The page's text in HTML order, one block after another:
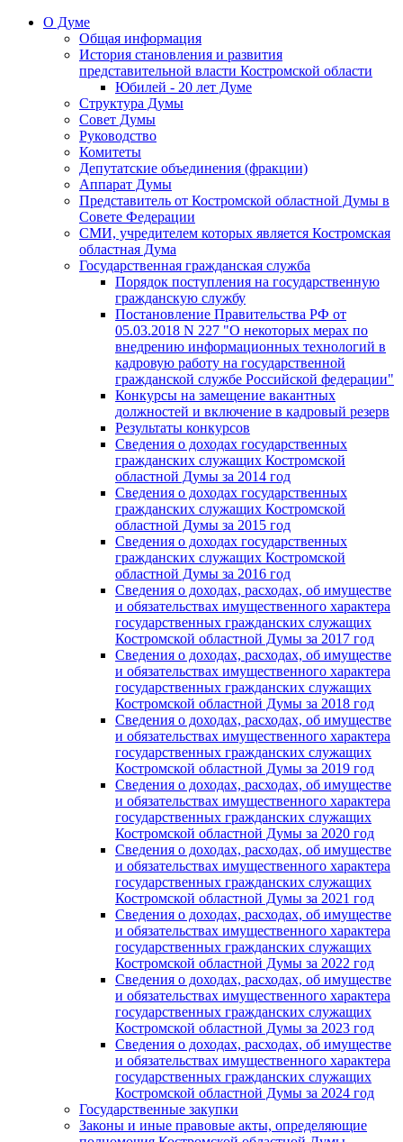
О Думе
Общая информация
История становления и развития
представительной власти Костромской области
Юбилей - 20 лет Думе
Структура Думы
Совет Думы
Руководство
Комитеты
Депутатские объединения (фракции)
Аппарат Думы
Представитель от Костромской областной Думы в
Совете Федерации
СМИ, учредителем которых является Костромская
областная Дума
Государственная гражданская служба
Порядок поступления на государственную
гражданскую службу
Постановление Правительства РФ от
05.03.2018 N 227 "О некоторых мерах по
внедрению информационных технологий в
кадровую работу на государственной
гражданской службе Российской федерации"
Конкурсы на замещение вакантных
должностей и включение в кадровый резерв
Результаты конкурсов
Сведения о доходах государственных
гражданских служащих Костромской
областной Думы за 2014 год
Сведения о доходах государственных
гражданских служащих Костромской
областной Думы за 2015 год
Сведения о доходах государственных
гражданских служащих Костромской
областной Думы за 2016 год
Сведения о доходах, расходах, об имуществе
и обязательствах имущественного характера
государственных гражданских служащих
Костромской областной Думы за 2017 год
Сведения о доходах, расходах, об имуществе
и обязательствах имущественного характера
государственных гражданских служащих
Костромской областной Думы за 2018 год
Сведения о доходах, расходах, об имуществе
и обязательствах имущественного характера
государственных гражданских служащих
Костромской областной Думы за 2019 год
Сведения о доходах, расходах, об имуществе
и обязательствах имущественного характера
государственных гражданских служащих
Костромской областной Думы за 2020 год
Сведения о доходах, расходах, об имуществе
и обязательствах имущественного характера
государственных гражданских служащих
Костромской областной Думы за 2021 год
Сведения о доходах, расходах, об имуществе
и обязательствах имущественного характера
государственных гражданских служащих
Костромской областной Думы за 2022 год
Сведения о доходах, расходах, об имуществе
и обязательствах имущественного характера
государственных гражданских служащих
Костромской областной Думы за 2023 год
Сведения о доходах, расходах, об имуществе
и обязательствах имущественного характера
государственных гражданских служащих
Костромской областной Думы за 2024 год
Государственные закупки
Законы и иные правовые акты, определяющие